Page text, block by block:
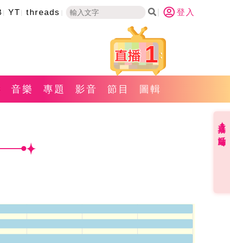
YT threads 登入
1
音樂 專題 影音 節目 圖輯
直播✦活動